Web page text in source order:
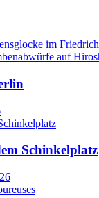
Schinkelplatz